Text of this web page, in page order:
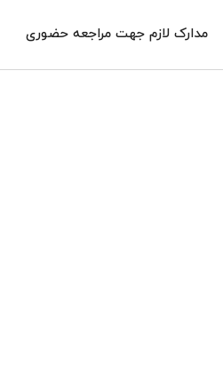
مدارک لازم جهت مراجعه حضوری